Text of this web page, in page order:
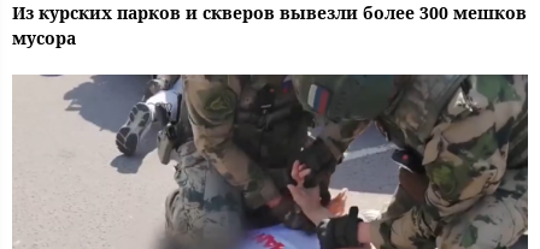
Из курских парков и скверов вывезли более 300 мешков
мусора